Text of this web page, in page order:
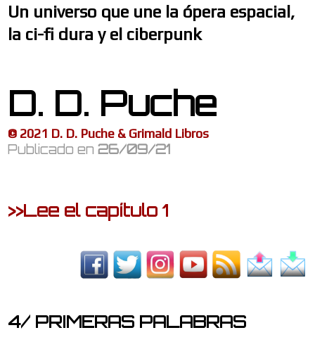
Un universo que une la ópera espacial,
la ci-fi dura y el ciberpunk
D. D. Puche
© 2021 D. D. Puche & Grimald Libros
Publicado en 26/09/21
>>Lee el capítulo 1
4/ PRIMERAS PALABRAS